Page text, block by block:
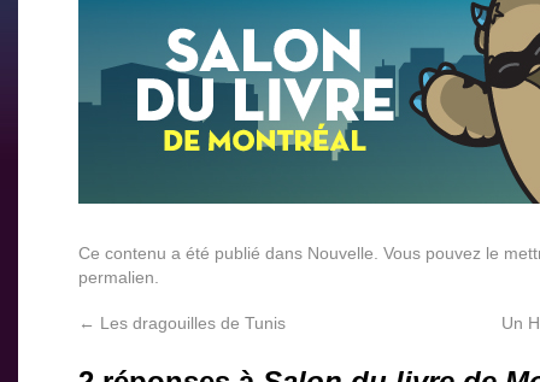
Ce contenu a été publié dans Nouvelle . Vous pouvez le
permalien
← Les dragouilles de Tunis Un